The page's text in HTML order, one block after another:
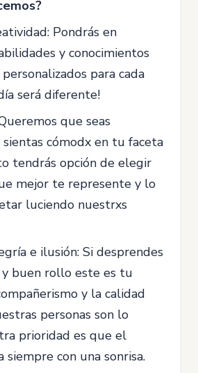
Pondrás en
y conocimientos
para cada
será diferente!
que seas
cómodx en tu faceta
tendrás opción de elegir
mejor te represente y lo
luciendo nuestrxs
e ilusión: Si desprendes
y buen rollo este es tu
y la calidad
personas son lo
prioridad es que el
siempre con una sonrisa.